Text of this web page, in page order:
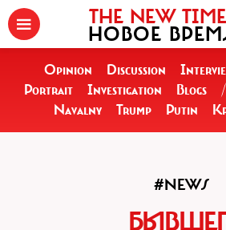
THE NEW
НОВОЕ
Opinion Discussion
Portrait
Investigation Blogs /
Navalny
Trump Putin
#NEWS